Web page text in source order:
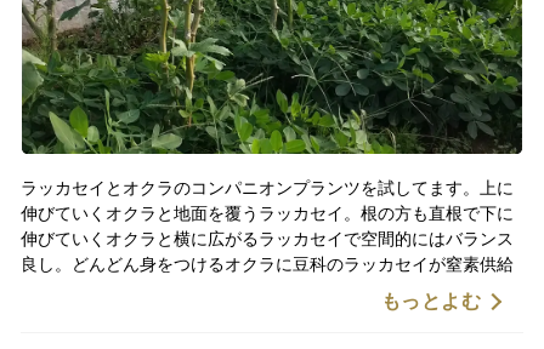
ラッカセイとオクラのコンパニオンプランツを試してます。上に
伸びていくオクラと地面を覆うラッカセイ。根の方も直根で下に
伸びていくオクラと横に広がるラッカセイで空間的にはバランス
良し。どんどん身をつけるオクラに豆科のラッカセイが窒素供給
のイメージ。ラッカセイの根には根粒菌がしっかりついてまし
もっとよむ